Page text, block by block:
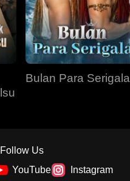
Bulan Para Serigala
Follow Us
YouTube Instagram